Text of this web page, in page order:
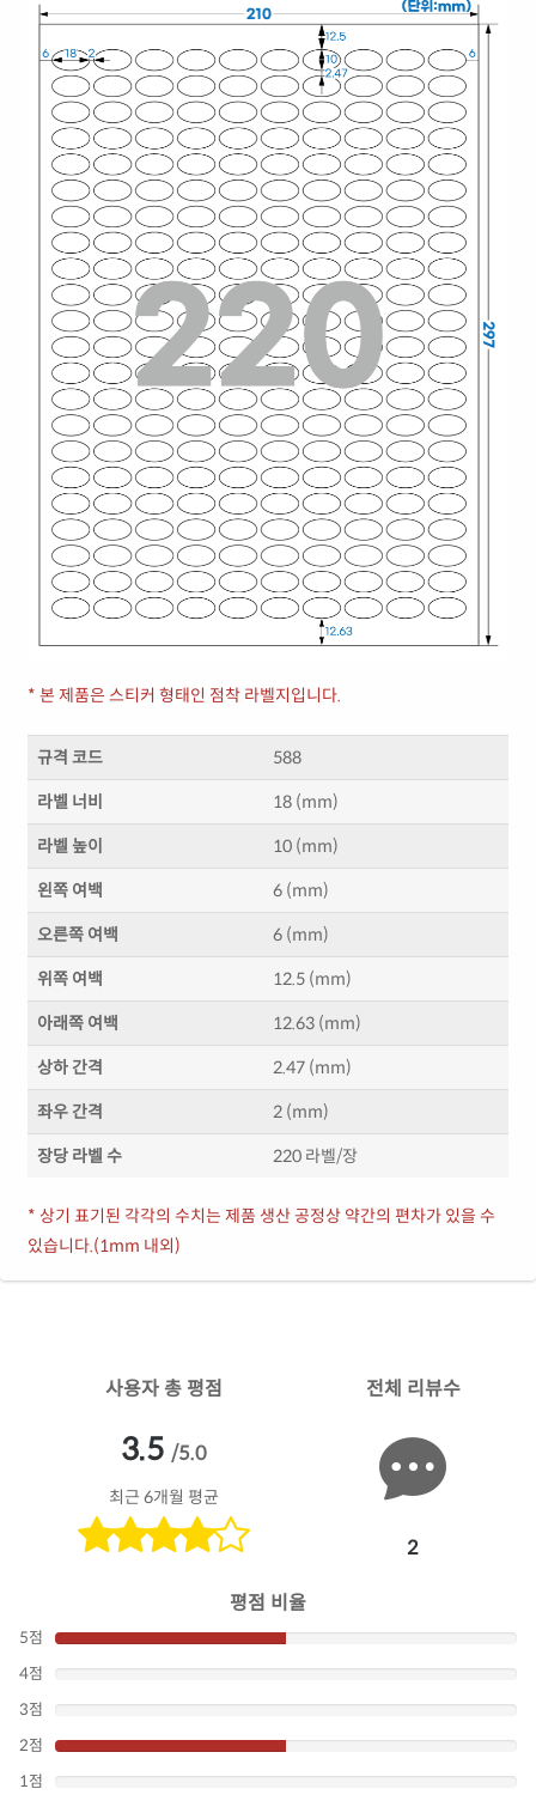
* 본 제품은 스티커 형태인 점착 라벨지입니다.
규격 코드 588
라벨 너비 18 (mm)
라벨 높이 10 (mm)
왼쪽 여백 6 (mm)
오른쪽 여백 6 (mm)
위쪽 여백 12.5 (mm)
아래쪽 여백 12.63 (mm)
상하 간격 2.47 (mm)
좌우 간격 2 (mm)
장당 라벨 수 220 라벨/장
* 상기 표기된 각각의 수치는 제품 생산 공정상 약간의 편차가 있을 수
있습니다.(1mm 내외)
사용자 총 평점
3.5 /5.0
최근 6개월 평균
전체 리뷰수
2
평점 비율
5점
4점
3점
2점
1점